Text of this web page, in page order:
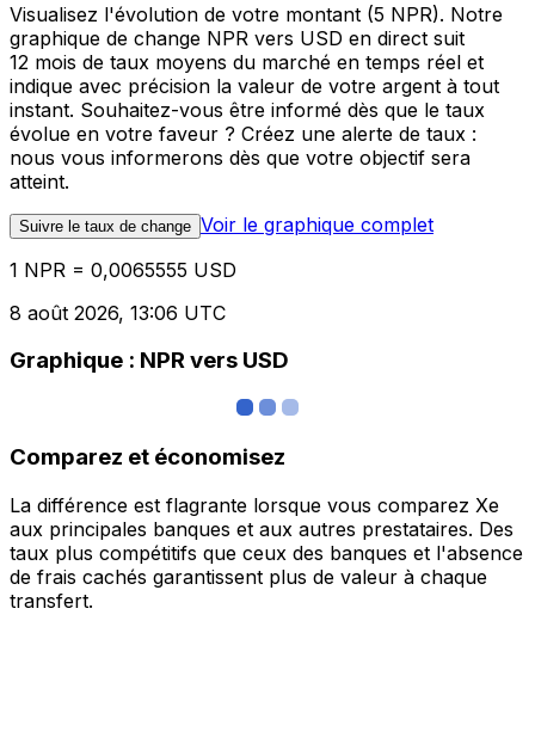
Visualisez l'évolution de votre montant (5 NPR). Notre
graphique de change NPR vers USD en direct suit
12 mois de taux moyens du marché en temps réel et
indique avec précision la valeur de votre argent à tout
instant. Souhaitez-vous être informé dès que le taux
évolue en votre faveur ? Créez une alerte de taux :
nous vous informerons dès que votre objectif sera
atteint.
Suivre le taux de change Voir le graphique complet
1 NPR = 0,0065555 USD
8 août 2026, 13:06 UTC
Graphique : NPR vers USD
Comparez et économisez
La différence est flagrante lorsque vous comparez Xe
aux principales banques et aux autres prestataires. Des
taux plus compétitifs que ceux des banques et l'absence
de frais cachés garantissent plus de valeur à chaque
transfert.